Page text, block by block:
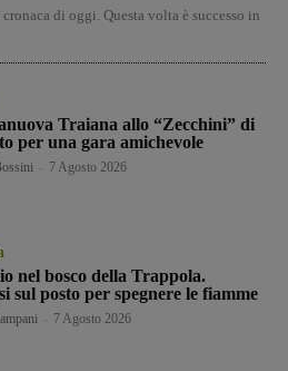
di oggi. Questa volta è successo in
Traiana allo “Zecchini” di
per una gara amichevole
7 Agosto 2026
nel bosco della Trappola.
sul posto per spegnere le fiamme
7 Agosto 2026